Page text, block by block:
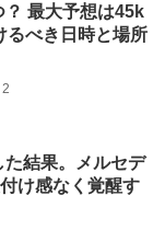
最大予想は45k
るべき日時と場所
2
結果。メルセデ
け感なく覚醒す